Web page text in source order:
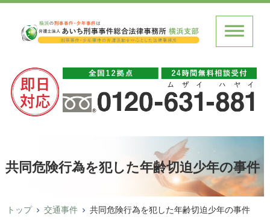
共同危険行為を犯した年齢切迫少年の事件
トップ 交通事件 共同危険行為を犯した年齢切迫少年の事件